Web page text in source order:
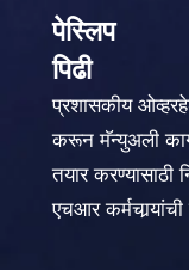
पेस्लिप
पिढी
प्रशासकीय
करून मॅन्युअली
तयार
एचआर